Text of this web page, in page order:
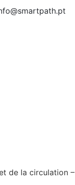
de la circulation –